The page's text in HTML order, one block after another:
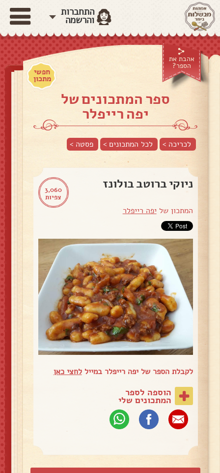
התחברות
והרשמה
אהבת את
הספר?
חפשי
מתכון
ספר המתכונים של
יפה רייפלר
לכריכה > לכל המתכונים > פסטה >
3,060
צפיות
ניוקי ברוטב בולונז
המתכון של יפה רייפלר
לקבלת הספר של יפה רייפלר במייללחצי כאן
הוספה לספר
המתכונים שלי